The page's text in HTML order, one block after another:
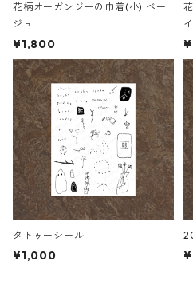
花柄オーガンジーの巾着(小) ベー
ジュ
¥1,800
タトゥーシール
¥1,000